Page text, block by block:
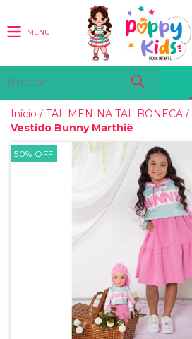
MENU
Início / TAL MENINA TAL BONECA /
Vestido Bunny Marthiê
50% OFF